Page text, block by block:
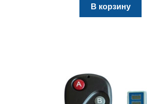
В корзину